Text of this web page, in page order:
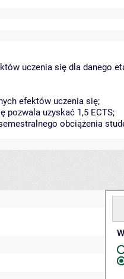
uczenia się dla danego
efektów uczenia się;
pozwala uzyskać 1,5 ECTS;
obciążenia